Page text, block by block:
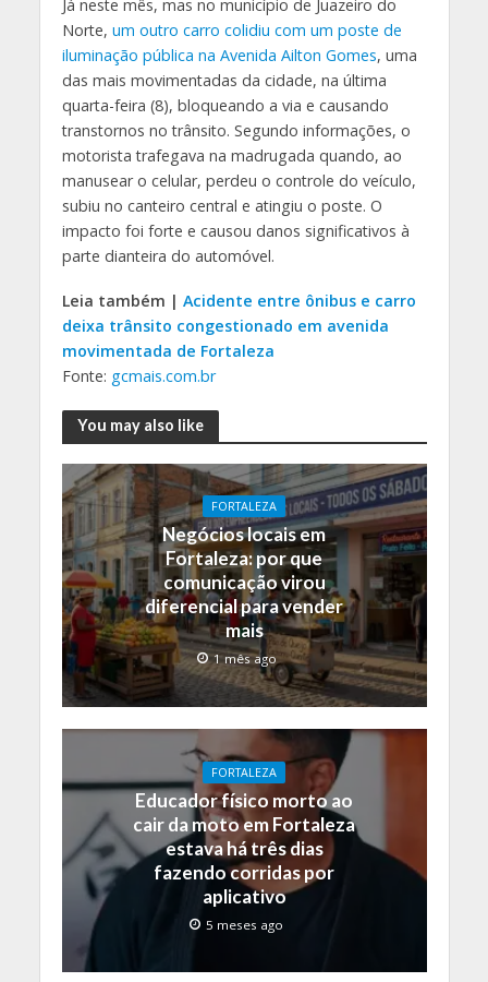
Já neste mês, mas no município de Juazeiro do
Norte, um outro carro colidiu com um poste de
iluminação pública na Avenida Ailton Gomes, uma
das mais movimentadas da cidade, na última
quarta-feira (8), bloqueando a via e causando
transtornos no trânsito. Segundo informações, o
motorista trafegava na madrugada quando, ao
manusear o celular, perdeu o controle do veículo,
subiu no canteiro central e atingiu o poste. O
impacto foi forte e causou danos significativos à
parte dianteira do automóvel.
Leia também | Acidente entre ônibus e carro
deixa trânsito congestionado em avenida
movimentada de Fortaleza
Fonte: gcmais.com.br
You may also like
FORTALEZA
Negócios locais em
Fortaleza: por que
comunicação virou
diferencial para vender
mais
1 mês ago
FORTALEZA
Educador físico morto ao
cair da moto em Fortaleza
estava há três dias
fazendo corridas por
aplicativo
5 meses ago